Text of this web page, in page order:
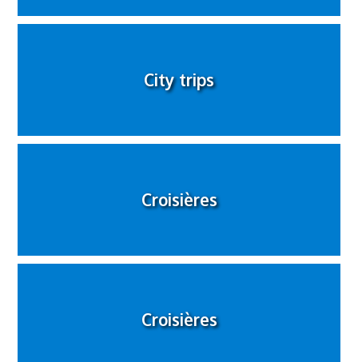
City trips
Croisières
Croisières